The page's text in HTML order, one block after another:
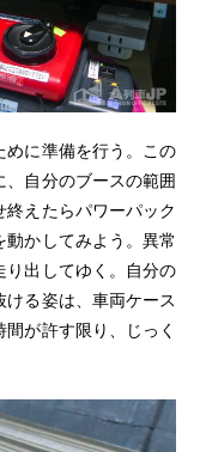
に準備を行う。この
自分のブースの範囲
えたらパワーパック
かしてみよう。異常
り出してゆく。自分の
る姿は、車両ケース
が許す限り、じっく